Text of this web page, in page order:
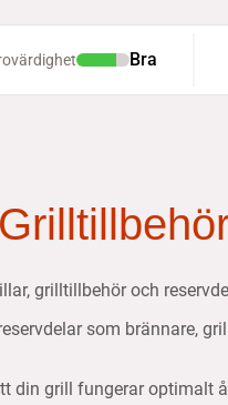
grilltillbehör och
som brännare,
din grill fungerar optimalt